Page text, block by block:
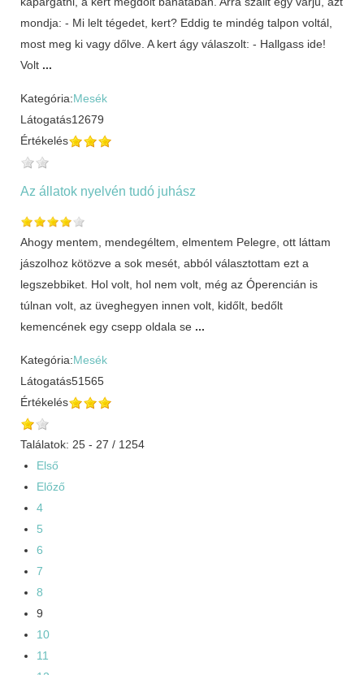
mondja: - Mi lelt tégedet, kert? Eddig te mindég talpon voltál,
most meg ki vagy dőlve. A kert ágy válaszolt: - Hallgass ide!
Volt ...
Kategória:Mesék
Látogatás12679
Értékelés
Az állatok nyelvén tudó juhász
Ahogy mentem, mendegéltem, elmentem Pelegre, ott láttam
jászolhoz kötözve a sok mesét, abból választottam ezt a
legszebbiket. Hol volt, hol nem volt, még az Óperencián is
túlnan volt, az üveghegyen innen volt, kidőlt, bedőlt
kemencének egy csepp oldala se ...
Kategória:Mesék
Látogatás51565
Értékelés
Találatok: 25 - 27 / 1254
Első
Előző
4
5
6
7
8
9
10
11